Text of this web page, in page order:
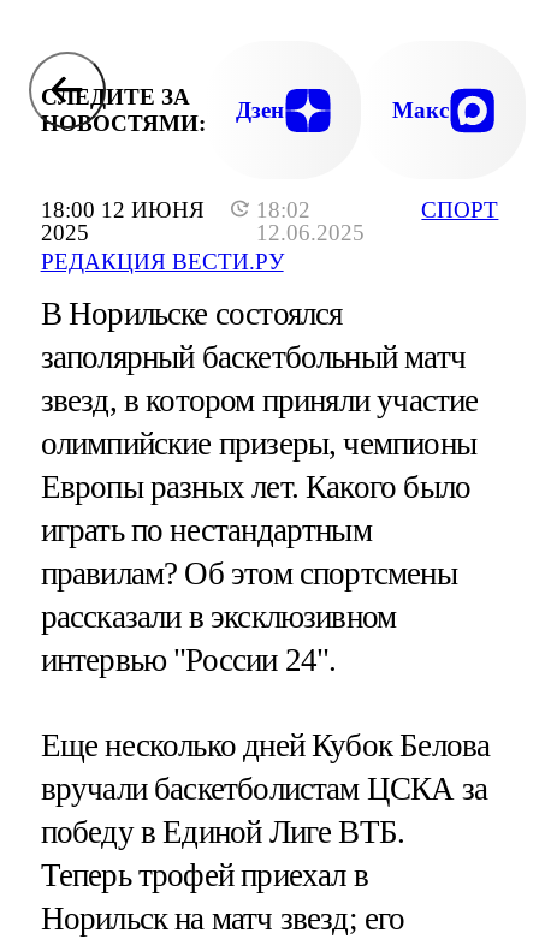
18:00 12 ИЮНЯ
2025
18:02
12.06.2025
РЕДАКЦИЯ ВЕСТИ.РУ
СПОРТ
СЛЕДИТЕ ЗА
НОВОСТЯМИ:
Дзен Макс
В Норильске состоялся
заполярный баскетбольный матч
звезд, в котором приняли участие
олимпийские призеры, чемпионы
Европы разных лет. Какого было
играть по нестандартным
правилам? Об этом спортсмены
рассказали в эксклюзивном
интервью "России 24".
Еще несколько дней Кубок Белова
вручали баскетболистам ЦСКА за
победу в Единой Лиге ВТБ.
Теперь трофей приехал в
Норильск на матч звезд; его